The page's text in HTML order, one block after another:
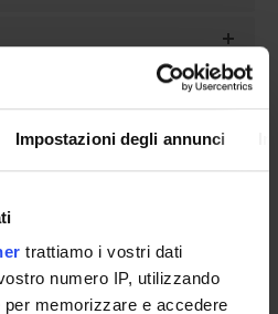
Impostazioni degli annunci
trattiamo i vostri dati
numero IP, utilizzando
memorizzare e accedere
SERVIZIO